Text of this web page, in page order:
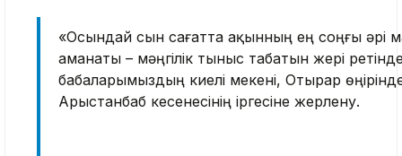
«Осындай сын сағатта ақынның ең соңғы әрі
аманаты – мәңгілік тыныс табатын жері
бабаларымыздың киелі мекені, Отырар
Арыстанбаб кесенесінің іргесіне жерлену.